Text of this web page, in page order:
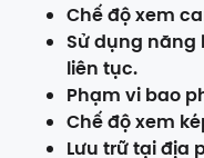
Chế độ xem
Sử dụng năng
liên tục.
Phạm vi bao
Chế độ xem
Lưu trữ tại địa